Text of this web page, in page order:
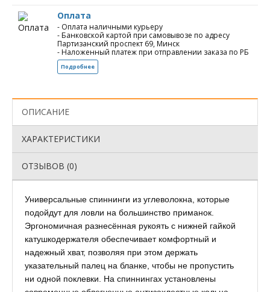
Оплата
- Оплата наличными курьеру
- Банковской картой при самовывозе по адресу
Партизанский проспект 69, Минск
- Наложенный платеж при отправлении заказа по РБ
Подробнее
ОПИСАНИЕ
ХАРАКТЕРИСТИКИ
ОТЗЫВОВ (0)
Универсальные спиннинги из углеволокна, которые
подойдут для ловли на большинство приманок.
Эргономичная разнесённая рукоять с нижней гайкой
катушкодержателя обеспечивает комфортный и
надежный хват, позволяя при этом держать
указательный палец на бланке, чтобы не пропустить
ни одной поклевки. На спиннингах установлены